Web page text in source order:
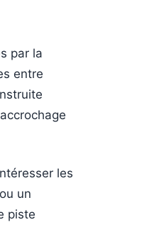
par la
entre
les
un
piste